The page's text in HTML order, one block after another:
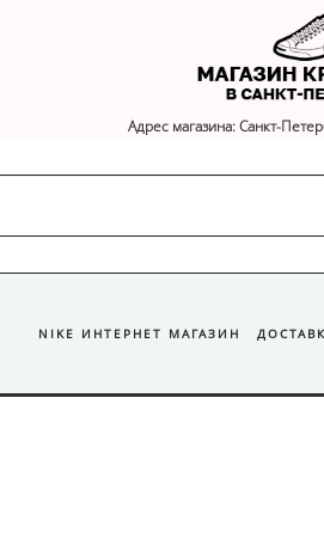
Адрес магазина: Санкт-
NIKE ИНТЕРНЕТ МАГАЗИН